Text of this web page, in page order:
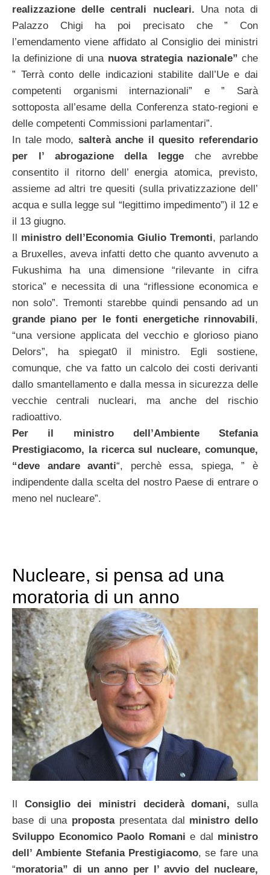
realizzazione delle centrali nucleari. Una nota di
Palazzo Chigi ha poi precisato che ” Con
l’emendamento viene affidato al Consiglio dei ministri
la definizione di una nuova strategia nazionale” che
” Terrà conto delle indicazioni stabilite dall’Ue e dai
competenti organismi internazionali” e ” Sarà
sottoposta all’esame della Conferenza stato-regioni e
delle competenti Commissioni parlamentari”.
In tale modo, salterà anche il quesito referendario
per l’ abrogazione della legge che avrebbe
consentito il ritorno dell’ energia atomica, previsto,
assieme ad altri tre quesiti (sulla privatizzazione dell’
acqua e sulla legge sul “legittimo impedimento”) il 12 e
il 13 giugno.
Il ministro dell’Economia Giulio Tremonti, parlando
a Bruxelles, aveva infatti detto che quanto avvenuto a
Fukushima ha una dimensione “rilevante in cifra
storica” e necessita di una “riflessione economica e
non solo”. Tremonti starebbe quindi pensando ad un
grande piano per le fonti energetiche rinnovabili,
“una versione applicata del vecchio e glorioso piano
Delors”, ha spiegat0 il ministro. Egli sostiene,
comunque, che va fatto un calcolo dei costi derivanti
dallo smantellamento e dalla messa in sicurezza delle
vecchie centrali nucleari, ma anche del rischio
radioattivo.
Per il ministro dell’Ambiente Stefania
Prestigiacomo, la ricerca sul nucleare, comunque,
“deve andare avanti“, perchè essa, spiega, ” è
indipendente dalla scelta del nostro Paese di entrare o
meno nel nucleare”.
Nucleare, si pensa ad una
moratoria di un anno
Consiglio dei ministri deciderà domani, sulla
base di unapropostapresentata dal ministro dello
Sviluppo Economico Paolo Romani e dal ministro
dell’ Ambiente Stefania Prestigiacomo, se fare una
“moratoria” di un anno per l’ avvio del nucleare,